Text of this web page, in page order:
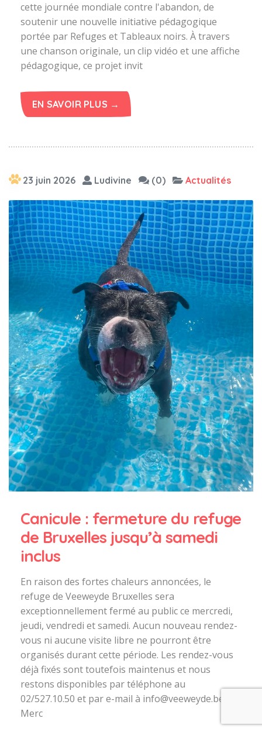
cette journée mondiale contre l'abandon, de
soutenir une nouvelle initiative pédagogique
portée par Refuges et Tableaux noirs. À travers
une chanson originale, un clip vidéo et une affiche
pédagogique, ce projet invit
EN SAVOIR PLUS →
23 juin 2026 Ludivine (0) Actualités
Canicule : fermeture du refuge
de Bruxelles jusqu’à samedi
inclus
En raison des fortes chaleurs annoncées, le
refuge de Veeweyde Bruxelles sera
exceptionnellement fermé au public ce mercredi,
jeudi, vendredi et samedi. Aucun nouveau rendez-
vous ni aucune visite libre ne pourront être
organisés durant cette période. Les rendez-vous
déjà fixés sont toutefois maintenus et nous
restons disponibles par téléphone au
02/527.10.50 et par e-mail à info@veeweyde.be.
Merc